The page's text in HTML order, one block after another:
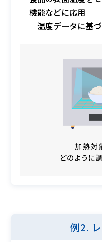
機能などに応用
温度データに基
例2.